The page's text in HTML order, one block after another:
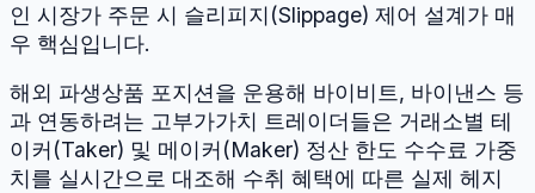
인 시장가 주문 시 슬리피지(Slippage) 제어 설계가 매
우 핵심입니다.
해외 파생상품 포지션을 운용해 바이비트, 바이낸스 등
과 연동하려는 고부가가치 트레이더들은 거래소별 테
이커(Taker) 및 메이커(Maker) 정산 한도 수수료 가중
치를 실시간으로 대조해 수취 혜택에 따른 실제 헤지